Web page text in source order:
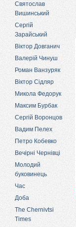
Святослав
Вишинський
Сергій
Зарайський
Віктор Довганич
Валерій Чинуш
Роман Ванзуряк
Віктор Сідляр
Микола Федорук
Максим Бурбак
Сергій Воронцов
Вадим Пелех
Петро Кобевко
Вечірні Чернівці
Молодий
буковинець
Час
Доба
The Chernivtsi
Times